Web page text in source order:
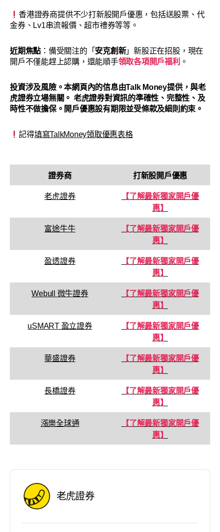
香港證券商提供不少打新股開戶優惠，包括送股票、代
金券、Lv1串流報價、超市禮券等等。
近期焦點 ：備受關注的「 安克創新」新股正在招股，現在
開戶不僅能趕上認購，還能順手領取各項開戶福利 。
投資涉及風險。本網頁內的信息由Talk Money提供，與老
虎證券立場無關。 老虎證券對資訊的準確性、完整性、及
時性不做擔保。開戶優惠設有期限並受條款及細則約束。
記得填寫TalkMoney領取優惠表格
證券商 打新股開戶優惠
老虎證券
【了解最新獨家開戶優
惠】
富途牛牛
【了解最新獨家開戶優
惠】
盈透證券
【了解最新獨家開戶優
惠】
Webull 微牛證券
【了解最新獨家開戶優
惠】
uSMART 盈立證券
【了解最新獨家開戶優
惠】
華盛證券
【了解最新獨家開戶優
惠】
長橋證券
【了解最新獨家開戶優
惠】
漲樂全球通
【了解最新獨家開戶優
惠】
老虎證券